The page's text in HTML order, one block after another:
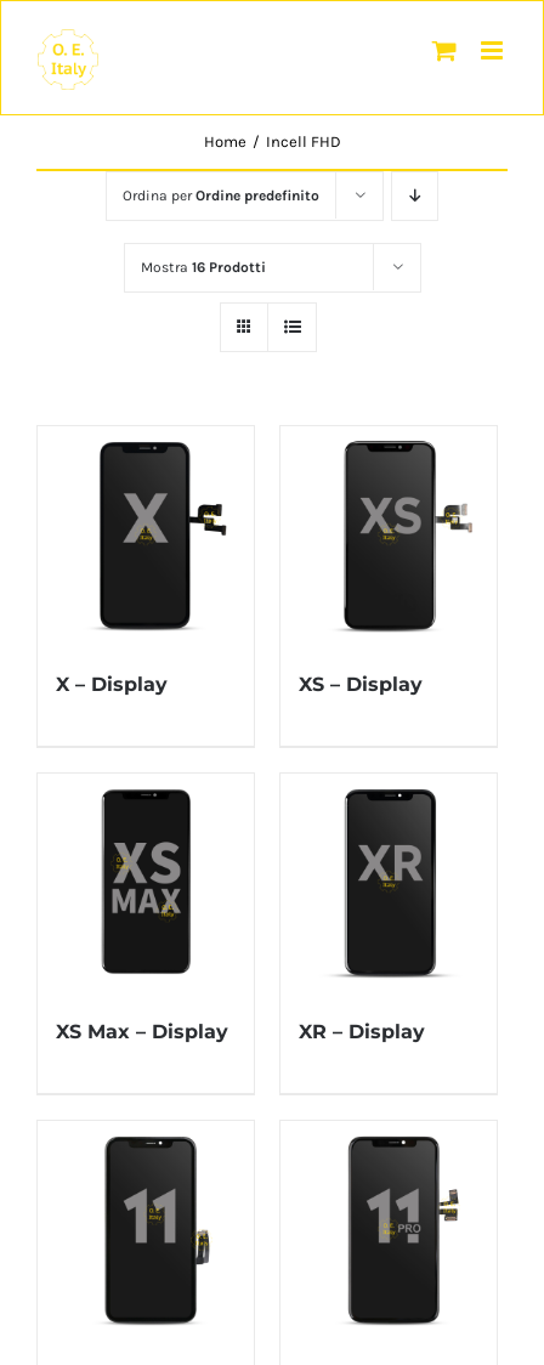
contenuto
Home / Incell FHD
Ordina perOrdine predefinito
Mostra 16 Prodotti
X – Display XS – Display
XS Max – Display XR – Display